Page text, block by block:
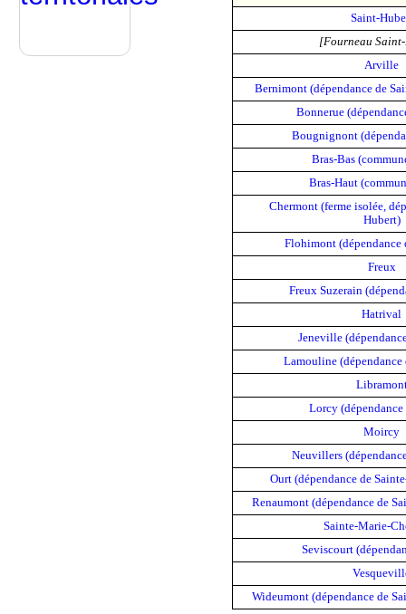
Saint-
[Fourneau
Arville
Bernimont (dépendance de
Bonnerue
Bougnignont
Bras-Bas
Bras-Haut
Chermont (ferme isolée,
Hubert)
Flohimont (dépendance
Freux
Freux Suzerain
Hatrival
Jeneville
Lamouline (dépendance
Lorcy
Moircy
Neuvillers
Ourt (dépendance de
Renaumont (dépendance de
Sainte-Marie-
Seviscourt
Wideumont (dépendance de